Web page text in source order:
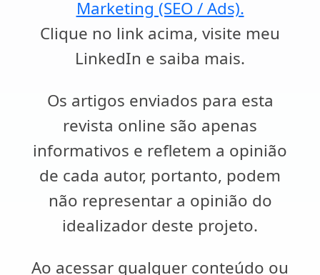
Marketing (SEO / Ads).
Clique no link acima, visite meu
LinkedIn e saiba mais.
Os artigos enviados para esta
revista online são apenas
informativos e refletem a opinião
de cada autor, portanto, podem
não representar a opinião do
idealizador deste projeto.
Ao acessar qualquer conteúdo ou